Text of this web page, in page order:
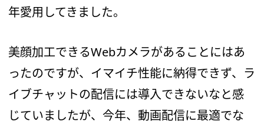
年愛用してきました。
美顔加工できるWebカメラがあることにはあ
ったのですが、イマイチ性能に納得できず、ラ
イブチャットの配信には導入できないなと感
じていましたが、今年、動画配信に最適でな